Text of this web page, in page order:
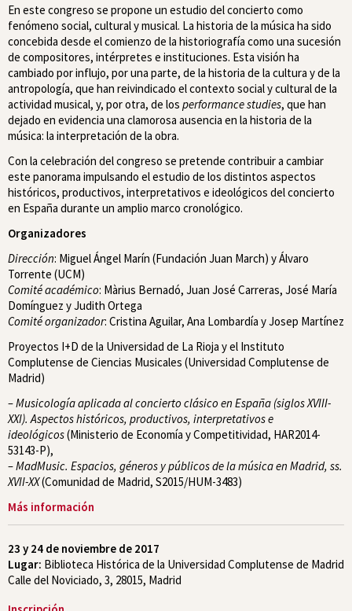
En este congreso se propone un estudio del concierto como
fenómeno social, cultural y musical. La historia de la música ha sido
concebida desde el comienzo de la historiografía como una sucesión
de compositores, intérpretes e instituciones. Esta visión ha
cambiado por influjo, por una parte, de la historia de la cultura y de la
antropología, que han reivindicado el contexto social y cultural de la
actividad musical, y, por otra, de los performance studies, que han
dejado en evidencia una clamorosa ausencia en la historia de la
música: la interpretación de la obra.
Con la celebración del congreso se pretende contribuir a cambiar
este panorama impulsando el estudio de los distintos aspectos
históricos, productivos, interpretativos e ideológicos del concierto
en España durante un amplio marco cronológico.
Organizadores
Dirección: Miguel Ángel Marín (Fundación Juan March) y Álvaro
Torrente (UCM)
Comité académico: Màrius Bernadó, Juan José Carreras, José María
Domínguez y Judith Ortega
Comité organizador: Cristina Aguilar, Ana Lombardía y Josep Martínez
Proyectos I+D de la Universidad de La Rioja y el Instituto
Complutense de Ciencias Musicales (Universidad Complutense de
Madrid)
– Musicología aplicada al concierto clásico en España (siglos XVIII-
XXI). Aspectos históricos, productivos, interpretativos e
ideológicos(Ministerio de Economía y Competitividad, HAR2014-
53143-P),
– MadMusic. Espacios, géneros y públicos de la música en Madrid, ss.
XVII-XX(Comunidad de Madrid, S2015/HUM-3483)
Más información
23 y 24 de noviembre de 2017
Lugar: Biblioteca Histórica de la Universidad Complutense de Madrid
Calle del Noviciado, 3, 28015, Madrid